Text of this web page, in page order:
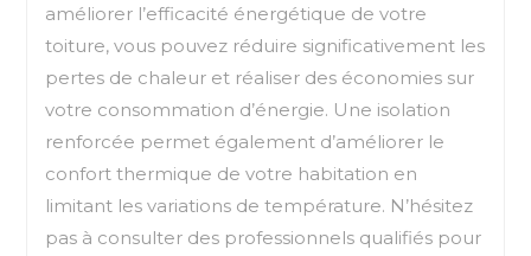
améliorer l’efficacité énergétique de votre
toiture, vous pouvez réduire significativement les
pertes de chaleur et réaliser des économies sur
votre consommation d’énergie. Une isolation
renforcée permet également d’améliorer le
confort thermique de votre habitation en
limitant les variations de température. N’hésitez
pas à consulter des professionnels qualifiés pour